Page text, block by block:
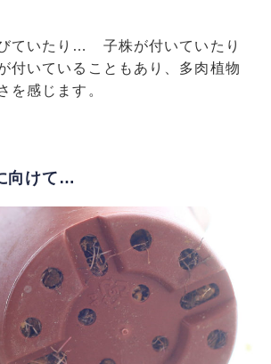
ていたり… 子株が付いていたり
付いていることもあり、多肉植物
を感じます。
向けて…